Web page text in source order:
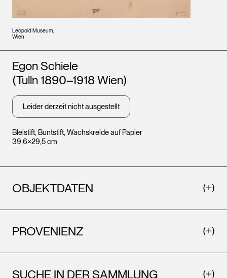
Leopold Museum,
Wien
Bleistift, Buntstift, Wachskreide auf Papier
39,6×29,5 cm
Künstler*innen
Egon Schiele
(Tulln 1890–1918 Wien)
Leider derzeit nicht ausgestellt
OBJEKTDATEN
PROVENIENZ
SUCHE IN DER SAMMLUNG